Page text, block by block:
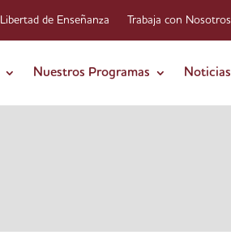
Libertad de Enseñanza Trabaja con Nosotros
Nuestros Programas Noticias